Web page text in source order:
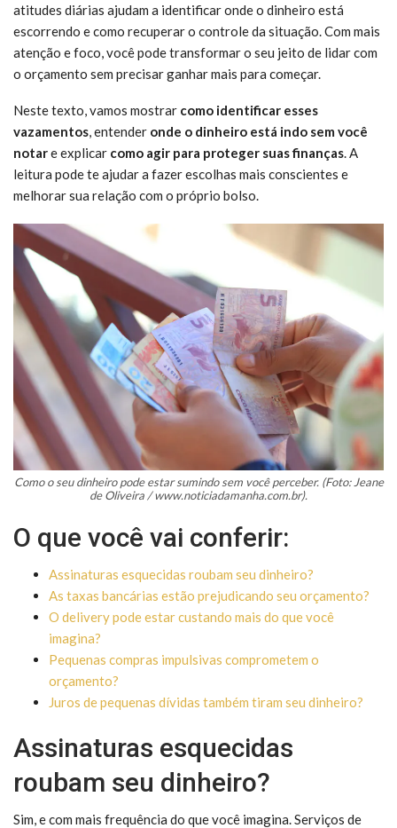
atitudes diárias ajudam a identificar onde o dinheiro está
escorrendo e como recuperar o controle da situação. Com mais
atenção e foco, você pode transformar o seu jeito de lidar com
o orçamento sem precisar ganhar mais para começar.
Neste texto, vamos mostrar como identificar esses
vazamentos, entender onde o dinheiro está indo sem você
notare explicar como agir para proteger suas finanças. A
leitura pode te ajudar a fazer escolhas mais conscientes e
melhorar sua relação com o próprio bolso.
Como o seu dinheiro pode estar sumindo sem você perceber. (Foto: Jeane
de Oliveira / www.noticiadamanha.com.br).
O que você vai conferir:
Assinaturas esquecidas roubam seu dinheiro?
As taxas bancárias estão prejudicando seu orçamento?
O delivery pode estar custando mais do que você
imagina?
Pequenas compras impulsivas comprometem o
orçamento?
Juros de pequenas dívidas também tiram seu dinheiro?
Assinaturas esquecidas
roubam seu dinheiro?
Sim, e com mais frequência do que você imagina. Serviços de